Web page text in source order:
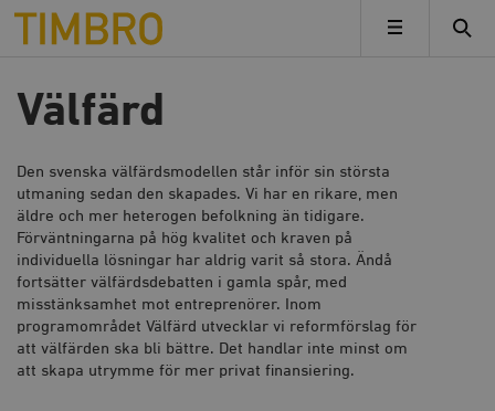
Timbro
MENY
Välfärd
Den svenska välfärdsmodellen står inför sin största
utmaning sedan den skapades. Vi har en rikare, men
äldre och mer heterogen befolkning än tidigare.
Förväntningarna på hög kvalitet och kraven på
individuella lösningar har aldrig varit så stora. Ändå
fortsätter välfärdsdebatten i gamla spår, med
misstänksamhet mot entreprenörer. Inom
programområdet Välfärd utvecklar vi reformförslag för
att välfärden ska bli bättre. Det handlar inte minst om
att skapa utrymme för mer privat finansiering.